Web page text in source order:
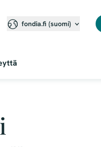
fondia.fi (suomi)